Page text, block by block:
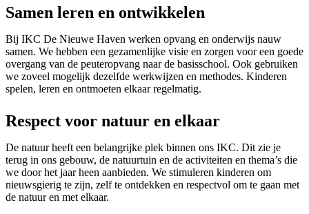
Samen leren en ontwikkelen
Bij IKC De Nieuwe Haven werken opvang en onderwijs nauw
samen. We hebben een gezamenlijke visie en zorgen voor een goede
overgang van de peuteropvang naar de basisschool. Ook gebruiken
we zoveel mogelijk dezelfde werkwijzen en methodes. Kinderen
spelen, leren en ontmoeten elkaar regelmatig.
Respect voor natuur en elkaar
De natuur heeft een belangrijke plek binnen ons IKC. Dit zie je
terug in ons gebouw, de natuurtuin en de activiteiten en thema’s die
we door het jaar heen aanbieden. We stimuleren kinderen om
nieuwsgierig te zijn, zelf te ontdekken en respectvol om te gaan met
de natuur en met elkaar.